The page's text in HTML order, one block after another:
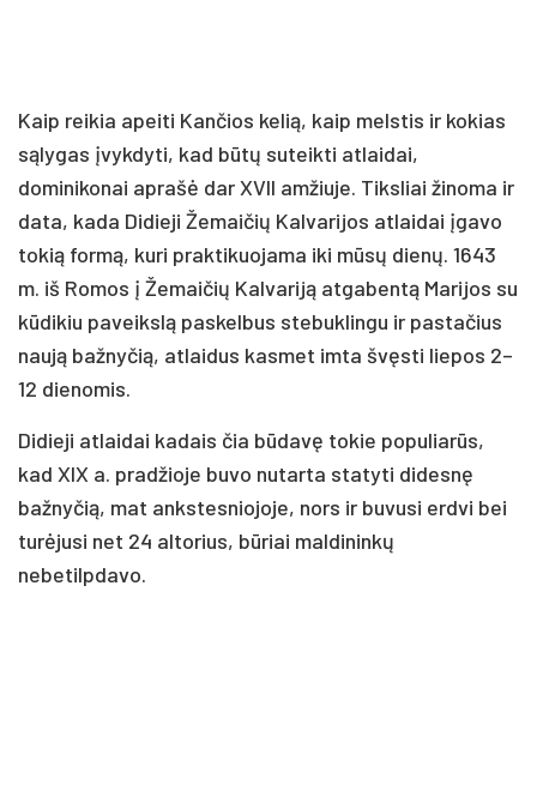
Kaip reikia apeiti Kančios kelią, kaip melstis ir kokias
sąlygas įvykdyti, kad būtų suteikti atlaidai,
dominikonai aprašė dar XVII amžiuje. Tiksliai žinoma ir
data, kada Didieji Žemaičių Kalvarijos atlaidai įgavo
tokią formą, kuri praktikuojama iki mūsų dienų. 1643
m. iš Romos į Žemaičių Kalvariją atgabentą Marijos su
kūdikiu paveikslą paskelbus stebuklingu ir pastačius
naują bažnyčią, atlaidus kasmet imta švęsti liepos 2–
12 dienomis.
Didieji atlaidai kadais čia būdavę tokie populiarūs,
kad XIX a. pradžioje buvo nutarta statyti didesnę
bažnyčią, mat ankstesniojoje, nors ir buvusi erdvi bei
turėjusi net 24 altorius, būriai maldininkų
nebetilpdavo.